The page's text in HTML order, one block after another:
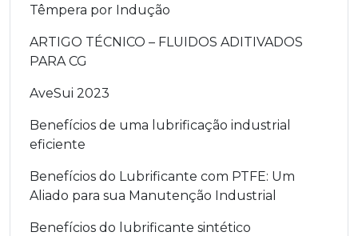
Têmpera por Indução
ARTIGO TÉCNICO – FLUIDOS ADITIVADOS
PARA CG
AveSui 2023
Benefícios de uma lubrificação industrial
eficiente
Benefícios do Lubrificante com PTFE: Um
Aliado para sua Manutenção Industrial
Benefícios do lubrificante sintético